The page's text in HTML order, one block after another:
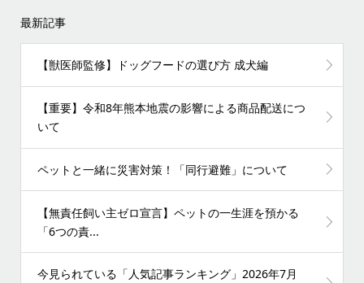
最新記事
【獣医師監修】ドッグフードの選び方 成犬編
【重要】令和8年熊本地震の影響による商品配送につ
いて
ペットと一緒に災害対策！「同行避難」について
【無責任飼い主ゼロ宣言】ペットの一生涯を預かる
「6つの責...
今見られている「人気記事ランキング」2026年7月